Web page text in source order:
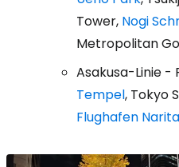
Tower, Nogi
Metropolitan
Asakusa-Linie -
Tempel, Tokyo
Flughafen Narita